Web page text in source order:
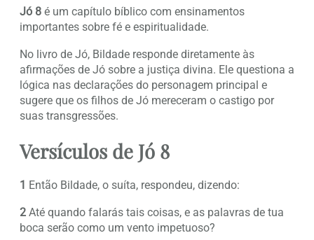
Jó 8 é um capítulo bíblico com ensinamentos
importantes sobre fé e espiritualidade.
No livro de Jó, Bildade responde diretamente às
afirmações de Jó sobre a justiça divina. Ele questiona a
lógica nas declarações do personagem principal e
sugere que os filhos de Jó mereceram o castigo por
suas transgressões.
Versículos de Jó 8
1 Então Bildade, o suíta, respondeu, dizendo:
2 Até quando falarás tais coisas, e as palavras de tua
boca serão como um vento impetuoso?